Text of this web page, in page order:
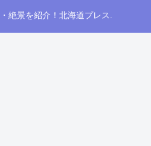
絶景を紹介！北海道プレス.